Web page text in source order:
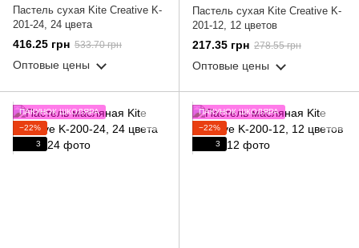
Пастель сухая Kite Creative K-
201-24, 24 цвета
416.25 грн 533.70 грн
Оптовые цены
Пастель сухая Kite Creative K-
201-12, 12 цветов
217.35 грн 278.55 грн
Оптовые цены
ПАКУНОК ШКОЛЯРА
−22%
3
ПАКУНОК ШКОЛЯРА
−22%
3